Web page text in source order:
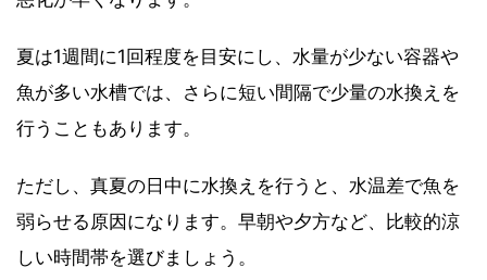
夏は1週間に1回程度を目安にし、水量が少ない容器や
魚が多い水槽では、さらに短い間隔で少量の水換えを
行うこともあります。
ただし、真夏の日中に水換えを行うと、水温差で魚を
弱らせる原因になります。早朝や夕方など、比較的涼
しい時間帯を選びましょう。